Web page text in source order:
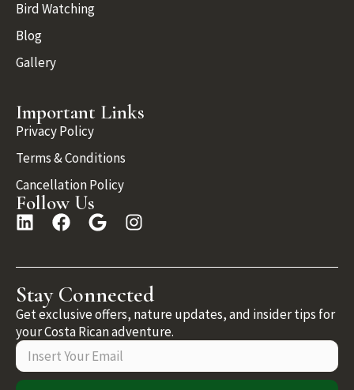
Bird Watching
Blog
Gallery
Important Links
Privacy Policy
Terms & Conditions
Cancellation Policy
Follow Us
Stay Connected
Get exclusive offers, nature updates, and insider tips for
your Costa Rican adventure.